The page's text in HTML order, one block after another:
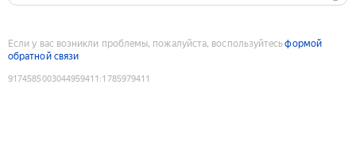
Если у вас возникли проблемы, пожалуйста, воспользуйтесьформой
обратной связи
9174585003044959411 :1785979411